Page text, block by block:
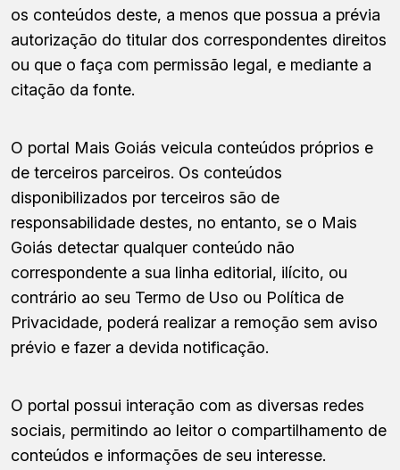
os conteúdos deste, a menos que possua a prévia
autorização do titular dos correspondentes direitos
ou que o faça com permissão legal, e mediante a
citação da fonte.
O portal Mais Goiás veicula conteúdos próprios e
de terceiros parceiros. Os conteúdos
disponibilizados por terceiros são de
responsabilidade destes, no entanto, se o Mais
Goiás detectar qualquer conteúdo não
correspondente a sua linha editorial, ilícito, ou
contrário ao seu Termo de Uso ou Política de
Privacidade, poderá realizar a remoção sem aviso
prévio e fazer a devida notificação.
O portal possui interação com as diversas redes
sociais, permitindo ao leitor o compartilhamento de
conteúdos e informações de seu interesse.